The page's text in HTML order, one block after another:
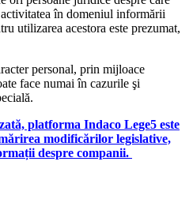
în domeniul informării
utilizarea acestora este prezumat,
personal, prin mijloace
face numai în cazurile şi
platforma Indaco Lege5 este
modificărilor legislative,
despre companii.